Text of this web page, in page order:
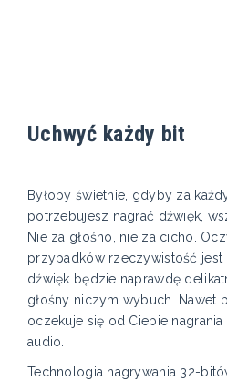
Uchwyć każdy bit
Byłoby świetnie, gdyby za
potrzebujesz nagrać dźwięk,
Nie za głośno, nie za cicho.
przypadków rzeczywistość jest
dźwięk będzie naprawdę
głośny niczym wybuch. Nawet
oczekuje się od Ciebie
audio.
Technologia nagrywania 32-